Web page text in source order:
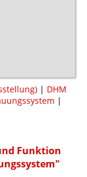
| DHM
|
Funktion